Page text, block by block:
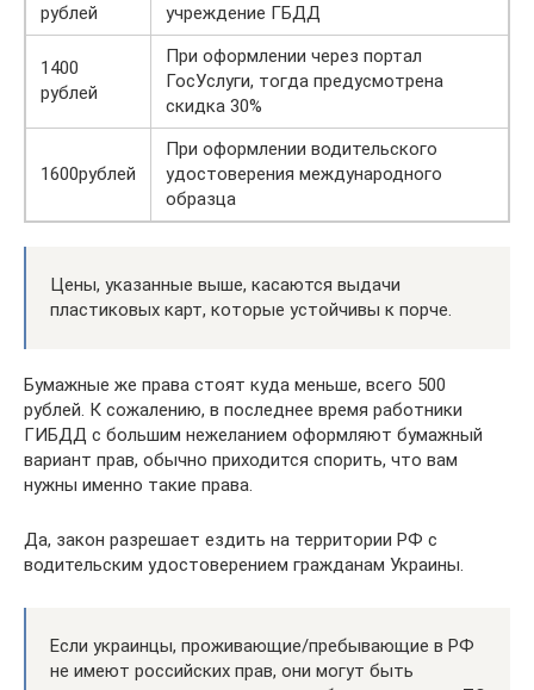
рублей
учреждение ГБДД
1400
рублей
При оформлении через портал
ГосУслуги, тогда предусмотрена
скидка 30%
1600рублей
При оформлении водительского
удостоверения международного
образца
Цены, указанные выше, касаются выдачи
пластиковых карт, которые устойчивы к порче.
Бумажные же права стоят куда меньше, всего 500
рублей. К сожалению, в последнее время работники
ГИБДД с большим нежеланием оформляют бумажный
вариант прав, обычно приходится спорить, что вам
нужны именно такие права.
Да, закон разрешает ездить на территории РФ с
водительским удостоверением гражданам Украины.
Если украинцы, проживающие/пребывающие в РФ
не имеют российских прав, они могут быть